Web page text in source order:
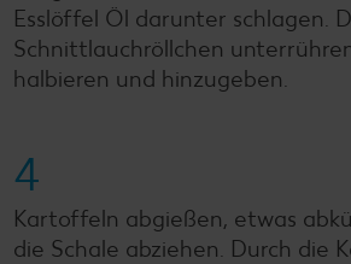
Esslöffel Öl darunter schlagen.
Schnittlauchröllchen
halbieren und hinzugeben.
4
Kartoffeln abgießen, etwas
die Schale abziehen. Durch die